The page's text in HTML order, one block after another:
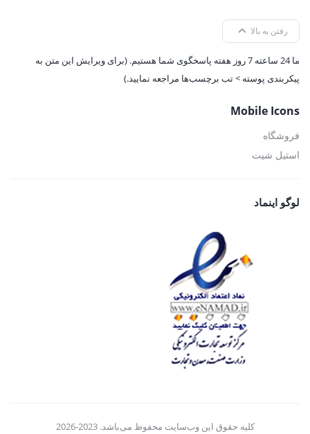
رفتن به بالا
ما 24 ساعته 7 روز هفته پاسخگوی شما هستیم. (برای ویرایش این متن به
پیکربندی پوسته > تب برچسب‌ها مراجعه نمایید.)
Mobile Icons
فروشگاه
استیل شیت
لوگو اینماد
کلیه حقوق این وب‌سایت محفوظ می‌باشد. 2023-2026